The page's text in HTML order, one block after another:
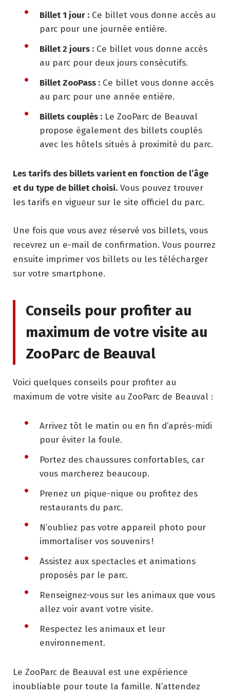
Billet 1 jour : Ce billet vous donne accès au
parc pour une journée entière.
Billet 2 jours : Ce billet vous donne accès
au parc pour deux jours consécutifs.
Billet ZooPass : Ce billet vous donne accès
au parc pour une année entière.
Billets couplés : Le ZooParc de Beauval
propose également des billets couplés
avec les hôtels situés à proximité du parc.
Les tarifs des billets varient en fonction de l’âge
et du type de billet choisi. Vous pouvez trouver
les tarifs en vigueur sur le site officiel du parc.
Une fois que vous avez réservé vos billets, vous
recevrez un e-mail de confirmation. Vous pourrez
ensuite imprimer vos billets ou les télécharger
sur votre smartphone.
Conseils pour profiter au
maximum de votre visite au
ZooParc de Beauval
Voici quelques conseils pour profiter au
maximum de votre visite au ZooParc de Beauval :
Arrivez tôt le matin ou en fin d’après-midi
pour éviter la foule.
Portez des chaussures confortables, car
vous marcherez beaucoup.
Prenez un pique-nique ou profitez des
restaurants du parc.
N’oubliez pas votre appareil photo pour
immortaliser vos souvenirs !
Assistez aux spectacles et animations
proposés par le parc.
Renseignez-vous sur les animaux que vous
allez voir avant votre visite.
Respectez les animaux et leur
environnement.
Le ZooParc de Beauval est une expérience
inoubliable pour toute la famille. N’attendez